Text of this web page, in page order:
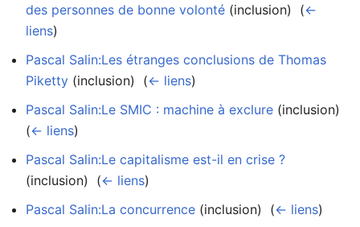
des personnes de bonne volonté (inclusion) ‎ (←
liens)
Pascal Salin:Les étranges conclusions de Thomas
Piketty (inclusion) ‎ (← liens)
Pascal Salin:Le SMIC : machine à exclure (inclusion) ‎
(← liens)
Pascal Salin:Le capitalisme est-il en crise ?
(inclusion) ‎ (← liens)
Pascal Salin:La concurrence (inclusion) ‎ (← liens)